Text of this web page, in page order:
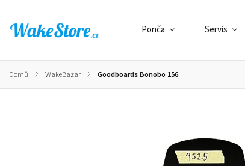
Ponča Servis
Domů / WakeBazar / Goodboards Bonobo 156